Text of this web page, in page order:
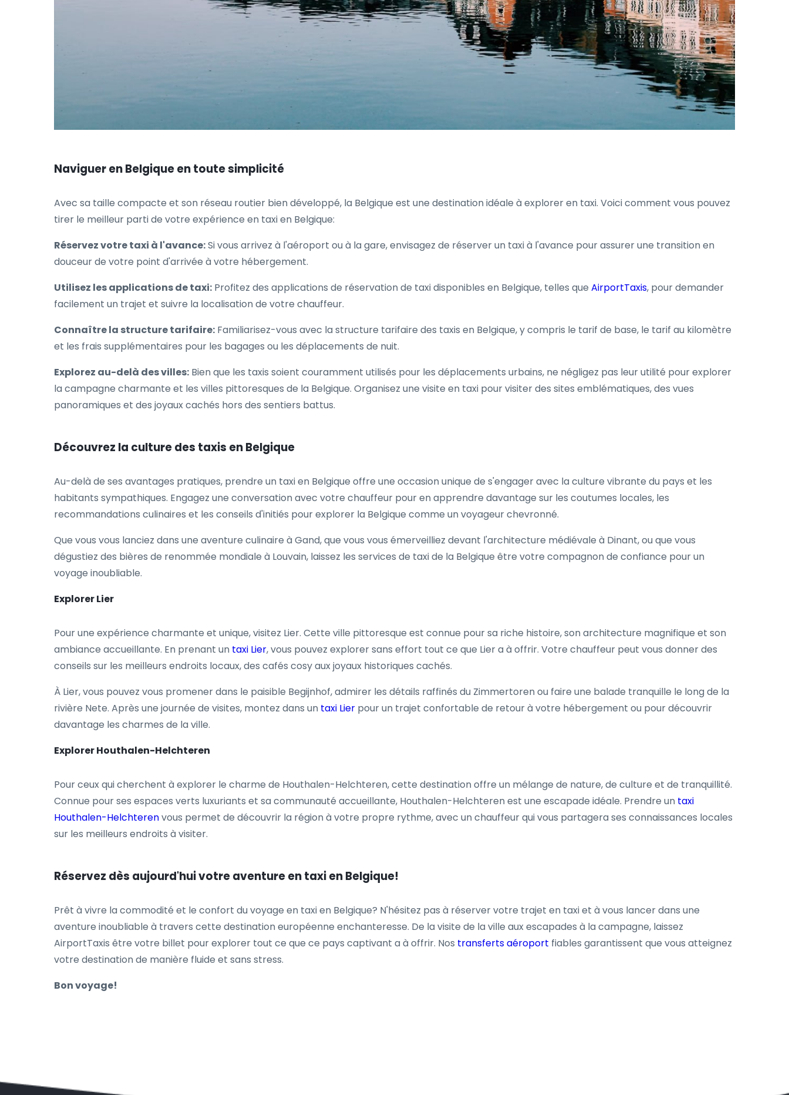
Naviguer en Belgique en toute simplicité
Avec sa taille compacte et son réseau routier bien développé, la Belgique est une destination idéale à explorer en taxi. Voici comment vous pouvez
tirer le meilleur parti de votre expérience en taxi en Belgique:
Réservez votre taxi à l'avance:Si vous arrivez à l'aéroport ou à la gare, envisagez de réserver un taxi à l'avance pour assurer une transition en
douceur de votre point d'arrivée à votre hébergement.
Utilisez les applications de taxi: Profitez des applications de réservation de taxi disponibles en Belgique, telles que AirportTaxis, pour demander
facilement un trajet et suivre la localisation de votre chauffeur.
Connaître la structure tarifaire: Familiarisez-vous avec la structure tarifaire des taxis en Belgique, y compris le tarif de base, le tarif au kilomètre
et les frais supplémentaires pour les bagages ou les déplacements de nuit.
Explorez au-delà des villes: Bien que les taxis soient couramment utilisés pour les déplacements urbains, ne négligez pas leur utilité pour explorer
la campagne charmante et les villes pittoresques de la Belgique. Organisez une visite en taxi pour visiter des sites emblématiques, des vues
panoramiques et des joyaux cachés hors des sentiers battus.
Découvrez la culture des taxis en Belgique
Au-delà de ses avantages pratiques, prendre un taxi en Belgique offre une occasion unique de s'engager avec la culture vibrante du pays et les
habitants sympathiques. Engagez une conversation avec votre chauffeur pour en apprendre davantage sur les coutumes locales, les
recommandations culinaires et les conseils d'initiés pour explorer la Belgique comme un voyageur chevronné.
Que vous vous lanciez dans une aventure culinaire à Gand, que vous vous émerveilliez devant l'architecture médiévale à Dinant, ou que vous
dégustiez des bières de renommée mondiale à Louvain, laissez les services de taxi de la Belgique être votre compagnon de confiance pour un
voyage inoubliable.
Explorer Lier
Pour une expérience charmante et unique, visitez Lier. Cette ville pittoresque est connue pour sa riche histoire, son architecture magnifique et son
ambiance accueillante. En prenant un taxi Lier, vous pouvez explorer sans effort tout ce que Lier a à offrir. Votre chauffeur peut vous donner des
conseils sur les meilleurs endroits locaux, des cafés cosy aux joyaux historiques cachés.
À Lier, vous pouvez vous promener dans le paisible Begijnhof, admirer les détails raffinés du Zimmertoren ou faire une balade tranquille le long de la
rivière Nete. Après une journée de visites, montez dans un taxi Lier pour un trajet confortable de retour à votre hébergement ou pour découvrir
davantage les charmes de la ville.
Explorer Houthalen-Helchteren
Pour ceux qui cherchent à explorer le charme de Houthalen-Helchteren, cette destination offre un mélange de nature, de culture et de tranquillité.
Connue pour ses espaces verts luxuriants et sa communauté accueillante, Houthalen-Helchteren est une escapade idéale. Prendre un taxi
Houthalen-Helchterenvous permet de découvrir la région à votre propre rythme, avec un chauffeur qui vous partagera ses connaissances locales
sur les meilleurs endroits à visiter.
Réservez dès aujourd'hui votre aventure en taxi en Belgique!
Prêt à vivre la commodité et le confort du voyage en taxi en Belgique? N'hésitez pas à réserver votre trajet en taxi et à vous lancer dans une
aventure inoubliable à travers cette destination européenne enchanteresse. De la visite de la ville aux escapades à la campagne, laissez
AirportTaxis être votre billet pour explorer tout ce que ce pays captivant a à offrir. Nos transferts aéroport fiables garantissent que vous atteignez
votre destination de manière fluide et sans stress.
Bon voyage!